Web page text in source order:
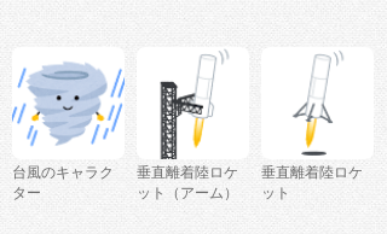
台風のキャラク
ター
垂直離着陸ロケ
ット（アーム）
垂直離着陸ロケ
ット